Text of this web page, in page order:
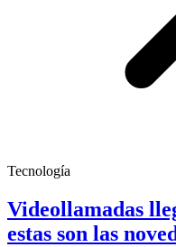
Tecnología
Videollamadas
estas son las